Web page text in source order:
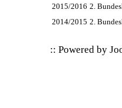
2015/2016 2.
2014/2015 2.
:: Powered by